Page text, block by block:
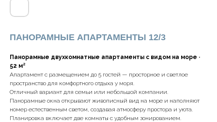
ПАНОРАМНЫЕ АПАРТАМЕНТЫ 12/3
Панорамные двухкомнатные апартаменты с видом на море ·
52 м²
Апартамент с размещением до 5 гостей — просторное и светлое
пространство для комфортного отдыха у моря.
Отличный вариант для семьи или небольшой компании.
Панорамные окна открывают живописный вид на море и наполняют
номер естественным светом, создавая атмосферу простора и уюта.
Планировка включает две комнаты с удобным зонированием.